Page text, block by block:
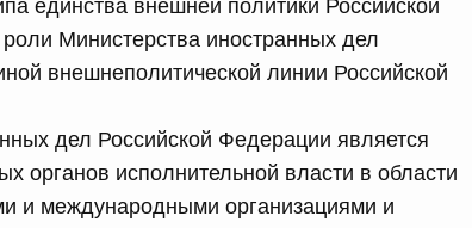
Министерства иностранных дел
внешнеполитической линии Российской
дел Российской Федерации является
органов исполнительной власти в области
и международными организациями и
г. № 933
средств резерва